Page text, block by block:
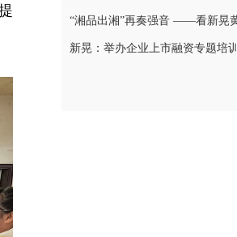
新晃：举办企业上市融资专题培训